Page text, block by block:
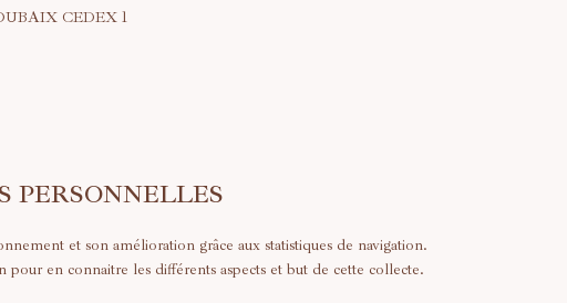
CEDEX 1
PERSONNELLES
et son amélioration grâce aux statistiques de navigation.
pour en connaitre les différents aspects et but de cette collecte.